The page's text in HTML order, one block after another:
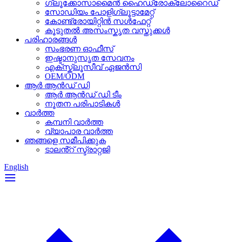
ഗ്ലൂക്കോസാമൈൻ ഹൈഡ്രോക്ലോറൈഡ്
സോഡിയം പോളിഗ്ലൂട്ടാമേറ്റ്
കോണ്ട്രോയിറ്റിൻ സൾഫേറ്റ്
കൂടുതൽ അസംസ്കൃത വസ്തുക്കൾ
പരിഹാരങ്ങൾ
സംഭരണ ​​ഓഫീസ്
ഇഷ്ടാനുസൃത സേവനം
എക്സ്ക്ലൂസീവ് ഏജൻസി
OEM/ODM
ആർ ആൻഡ് ഡി
ആർ ആൻഡ് ഡി ടീം
നൂതന പരിപാടികൾ
വാർത്ത
കമ്പനി വാർത്ത
വ്യാപാര വാർത്ത
ഞങ്ങളെ സമീപിക്കുക
ടാലൻ്റ് സ്ട്രാറ്റജി
English